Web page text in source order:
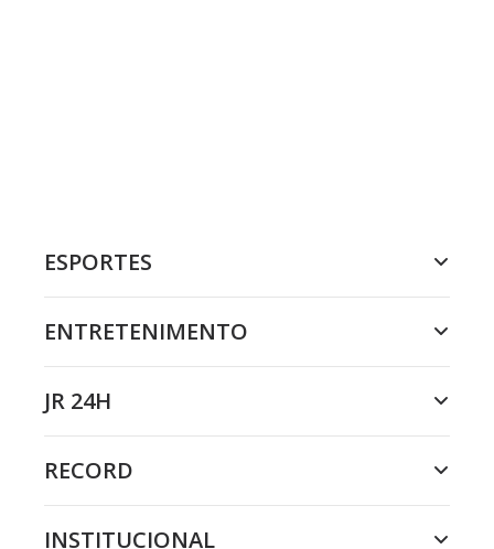
ESPORTES
ENTRETENIMENTO
JR 24H
RECORD
INSTITUCIONAL